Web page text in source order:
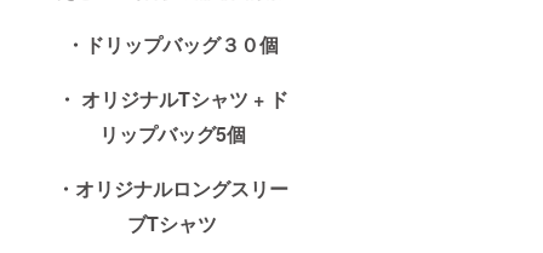
・ドリップバッグ３０個
・ オリジナルTシャツ + ド
リップバッグ5個
・オリジナルロングスリー
ブTシャツ